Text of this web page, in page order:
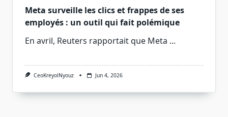
Meta surveille les clics et frappes de ses
employés : un outil qui fait polémique
En avril, Reuters rapportait que Meta ...
CeoKreyolNyouz Jun 4, 2026